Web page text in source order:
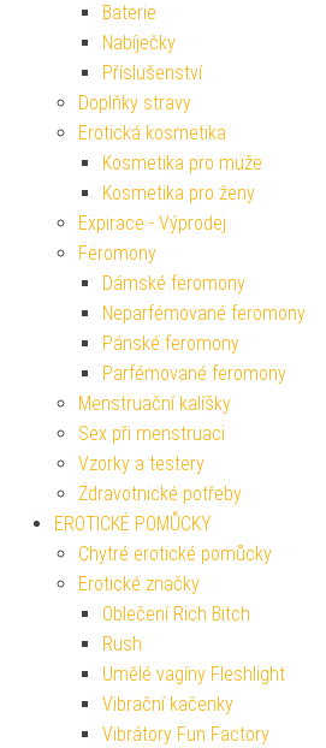
Baterie
Nabíječky
Příslušenství
Doplňky stravy
Erotická kosmetika
Kosmetika pro muže
Kosmetika pro ženy
Expirace - Výprodej
Feromony
Dámské feromony
Neparfémované feromony
Pánské feromony
Parfémované feromony
Menstruační kalíšky
Sex při menstruaci
Vzorky a testery
Zdravotnické potřeby
EROTICKÉ POMŮCKY
Chytré erotické pomůcky
Erotické značky
Oblečení Rich Bitch
Rush
Umělé vagíny Fleshlight
Vibrační kačenky
Vibrátory Fun Factory